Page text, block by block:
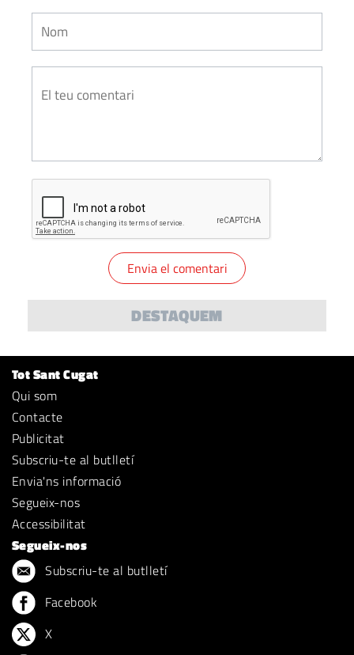
DESTAQUEM
Tot Sant Cugat
Qui som
Contacte
Publicitat
Subscriu-te al butlletí
Envia'ns informació
Segueix-nos
Accessibilitat
Segueix-nos
Subscriu-te al butlletí
Facebook
X